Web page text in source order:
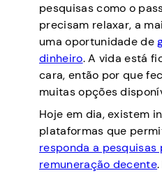
pesquisas como o
precisam relaxar, a
uma oportunidade de
dinheiro. A vida está
cara, então por que
muitas opções
Hoje em dia, existem
plataformas que
responda a pesquisas
remuneração decente